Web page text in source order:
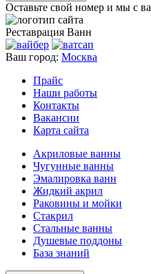
Оставьте свой номер и мы с
Реставрация Ванн
Ваш город: Москва
Прайс
Наши работы
Контакты
Вакансии
Карта сайта
Акриловые ванны
Чугунные ванны
Эмалировка ванн
Жидкий акрил
Раковины и мойки
Стакрил
Стальные ванны
Душевые поддоны
База знаний